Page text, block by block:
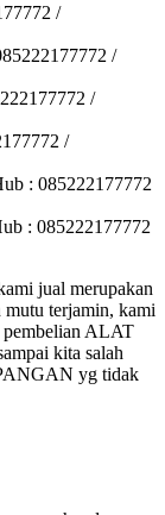
/
/
/
/
: 085222177772
: 085222177772
jual merupakan
terjamin, kami
pembelian ALAT
kita salah
yg tidak